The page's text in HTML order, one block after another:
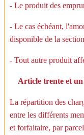
- Le produit des
- Le cas échéant,
disponible de la
- Tout autre produit
Article trente et un
La répartition des
entre les différents
et forfaitaire, par